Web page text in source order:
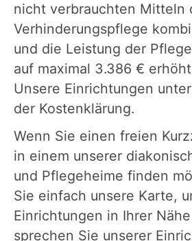
nicht verbrauchten Mitteln
Verhinderungspflege
und die Leistung der
auf maximal 3.386 €
Unsere Einrichtungen
der Kostenklärung.
Wenn Sie einen freien
in einem unserer
und Pflegeheime finden
Sie einfach unsere Karte,
Einrichtungen in Ihrer
sprechen Sie unserer